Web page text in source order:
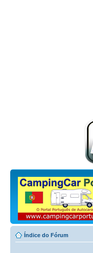
Índice do Fórum